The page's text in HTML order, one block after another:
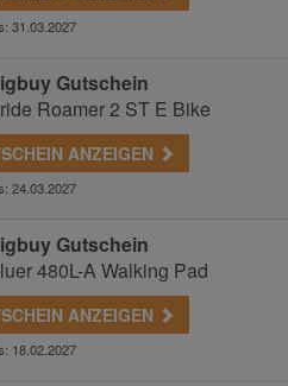
31.03.2027
Gutschein
Roamer 2 ST E Bike
ANZEIGEN
24.03.2027
Gutschein
480L-A Walking Pad
ANZEIGEN
18.02.2027